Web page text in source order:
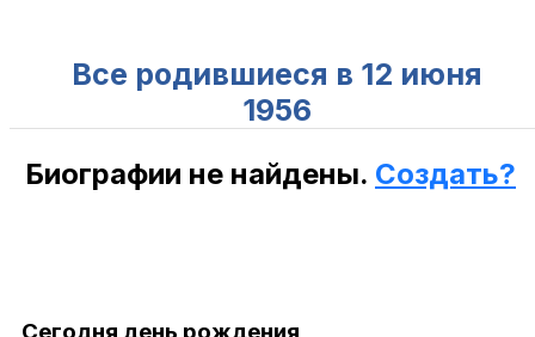
Все родившиеся в 12 июня
1956
Биографии не найдены. Создать?
Сегодня день рождения